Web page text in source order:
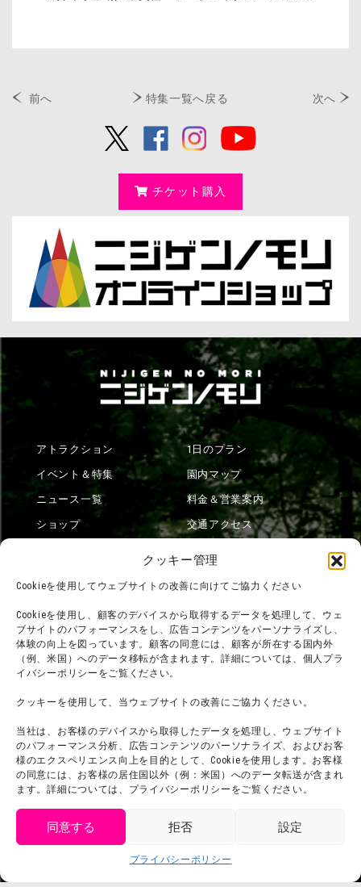
クッキー管理
Cookieを使用してウェブサイトの改善に向けてご協力ください
Cookieを使用し、顧客のデバイスから取得するデータを処理して、ウェ
ブサイトのパフォーマンスをし、広告コンテンツをパーソナライズし、
体験の向上を図っています。顧客の同意には、顧客が所在する国内外
（例、米国）へのデータ移転が含まれます。詳細については、個人プラ
イバシーポリシーをご覧ください。
クッキーを使用して、当ウェブサイトの改善にご協力ください。
当社は、お客様のデバイスから取得したデータを処理し、ウェブサイト
のパフォーマンス分析、広告コンテンツのパーソナライズ、およびお客
様のエクスペリエンス向上を目的として、Cookieを使用します。お客様
の同意には、お客様の居住国以外（例：米国）へのデータ転送が含まれ
ます。詳細については、プライバシーポリシーをご覧ください。
同意する 拒否 設定
プライバシーポリシー
前へ 特集一覧へ戻る 次へ
チケット購入
アトラクション
イベント＆特集
ニュース一覧
ショップ
1日のプラン
園内マップ
料金＆営業案内
交通アクセス
団体利用について
お問い合わせ
利用規約
プライバシーポリシー
プレスリリース
メディア掲載実績
会社概要
スタッフ募集